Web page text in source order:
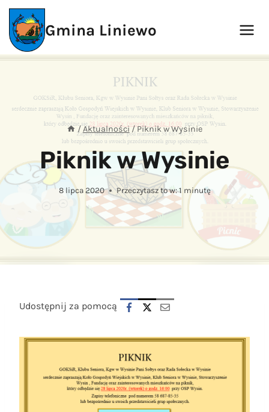
Przejdź
treści
Gmina Liniewo
/Aktualności/Piknik w Wysinie
Piknik w Wysinie
8 lipca 2020 Przeczytasz to w:1 minutę
Udostępnij za pomocą